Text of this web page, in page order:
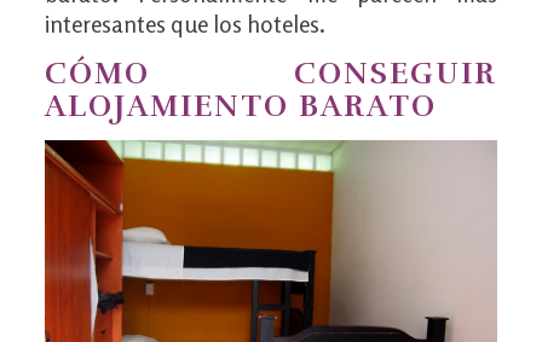
interesantes que los hoteles.
CÓMO CONSEGUIR
ALOJAMIENTO BARATO